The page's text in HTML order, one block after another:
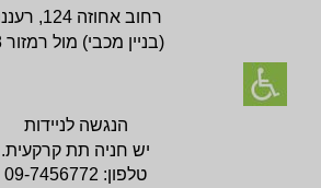
רחוב אחוזה 124, רעננה
(בניין מכבי) מול רמזור 8.
הנגשה לניידות
יש חניה תת קרקעית.
טלפון: 09-7456772